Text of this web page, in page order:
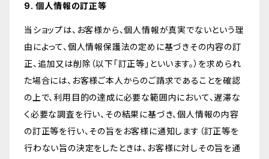
9. 個人情報の訂正等
当ショップは、お客様から、個人情報が真実でないという理
由によって、個人情報保護法の定めに基づきその内容の訂
正、追加又は削除（以下「訂正等」といいます。）を求められ
た場合には、お客様ご本人からのご請求であることを確認
の上で、利用目的の達成に必要な範囲内において、遅滞な
く必要な調査を行い、その結果に基づき、個人情報の内容
の訂正等を行い、その旨をお客様に通知します（訂正等を
行わない旨の決定をしたときは、お客様に対しその旨を通